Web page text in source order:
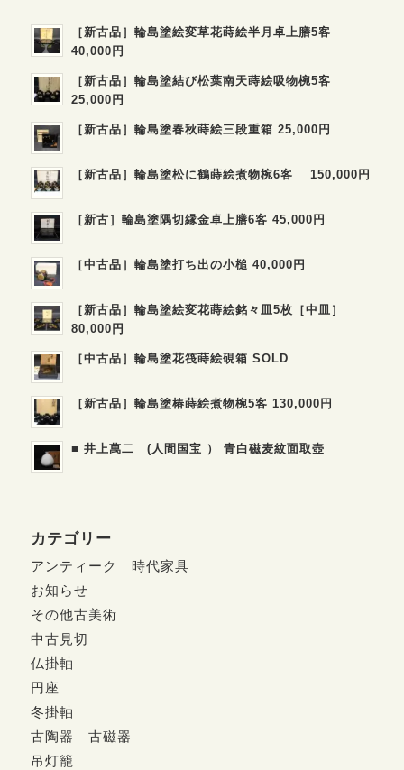
［新古品］輪島塗絵変草花蒔絵半月卓上膳5客
40,000円
［新古品］輪島塗結び松葉南天蒔絵吸物椀5客
25,000円
［新古品］輪島塗春秋蒔絵三段重箱 25,000円
［新古品］輪島塗松に鶴蒔絵煮物椀6客 150,000円
［新古］輪島塗隅切縁金卓上膳6客 45,000円
［中古品］輪島塗打ち出の小槌 40,000円
［新古品］輪島塗絵変花蒔絵銘々皿5枚［中皿］
80,000円
［中古品］輪島塗花筏蒔絵硯箱 SOLD
［新古品］輪島塗椿蒔絵煮物椀5客 130,000円
■ 井上萬二 (人間国宝 ） 青白磁麦紋面取壺
カテゴリー
アンティーク 時代家具
お知らせ
その他古美術
中古見切
仏掛軸
円座
冬掛軸
古陶器 古磁器
吊灯籠